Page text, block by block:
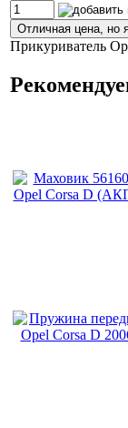
Отличная цена, но
Прикуриватель